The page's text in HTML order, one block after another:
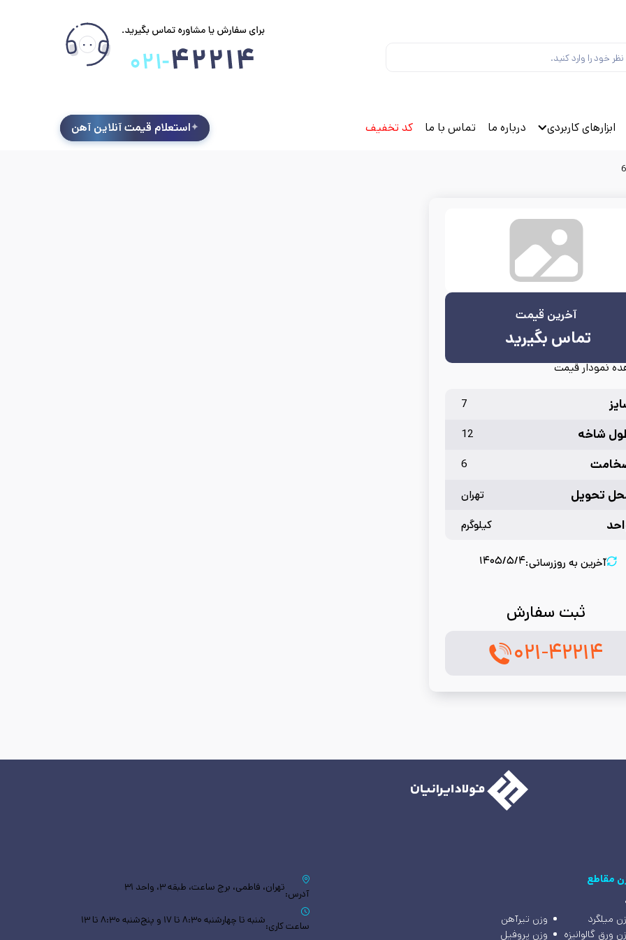
ابزارهای کاربردی درباره ما تماس با ما کد تخفیف استعلام قیمت آنلاین آهن
آخرین قیمت
تماس بگیرید
نمودار قیمت
7
شاخه 12
6
تحویل تهران
کیلوگرم
آخرین به روزرسانی:۱۴۰۵/۵/۴
ثبت سفارش
۰۲۱-۴۲۲۱۴
مقاطع
میلگرد
وزن تیرآهن
ورق گالوانیزه
وزن پروفیل
آدرس:تهران، فاطمی، برج ساعت، طبقه ۳، واحد ۳۱
ساعت کاری:شنبه تا چهارشنبه ۸:۳۰ تا ۱۷ و پنج‌شنبه ۸:۳۰ تا ۱۳